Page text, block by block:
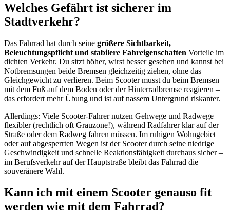
Welches Gefährt ist sicherer im
Stadtverkehr?
Das Fahrrad hat durch seine größere Sichtbarkeit,
Beleuchtungspflicht und stabilere Fahreigenschaften Vorteile im
dichten Verkehr. Du sitzt höher, wirst besser gesehen und kannst bei
Notbremsungen beide Bremsen gleichzeitig ziehen, ohne das
Gleichgewicht zu verlieren. Beim Scooter musst du beim Bremsen
mit dem Fuß auf dem Boden oder der Hinterradbremse reagieren –
das erfordert mehr Übung und ist auf nassem Untergrund riskanter.
Allerdings: Viele Scooter-Fahrer nutzen Gehwege und Radwege
flexibler (rechtlich oft Grauzone!), während Radfahrer klar auf der
Straße oder dem Radweg fahren müssen. Im ruhigen Wohngebiet
oder auf abgesperrten Wegen ist der Scooter durch seine niedrige
Geschwindigkeit und schnelle Reaktionsfähigkeit durchaus sicher –
im Berufsverkehr auf der Hauptstraße bleibt das Fahrrad die
souveränere Wahl.
Kann ich mit einem Scooter genauso fit
werden wie mit dem Fahrrad?